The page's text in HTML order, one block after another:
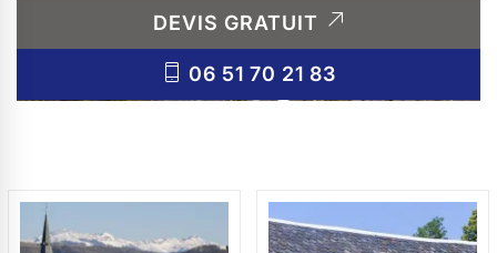
DEVIS GRATUIT
06 51 70 21 83